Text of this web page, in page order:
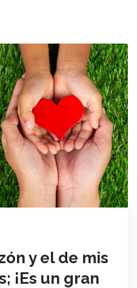
y el de mis
¡Es un gran